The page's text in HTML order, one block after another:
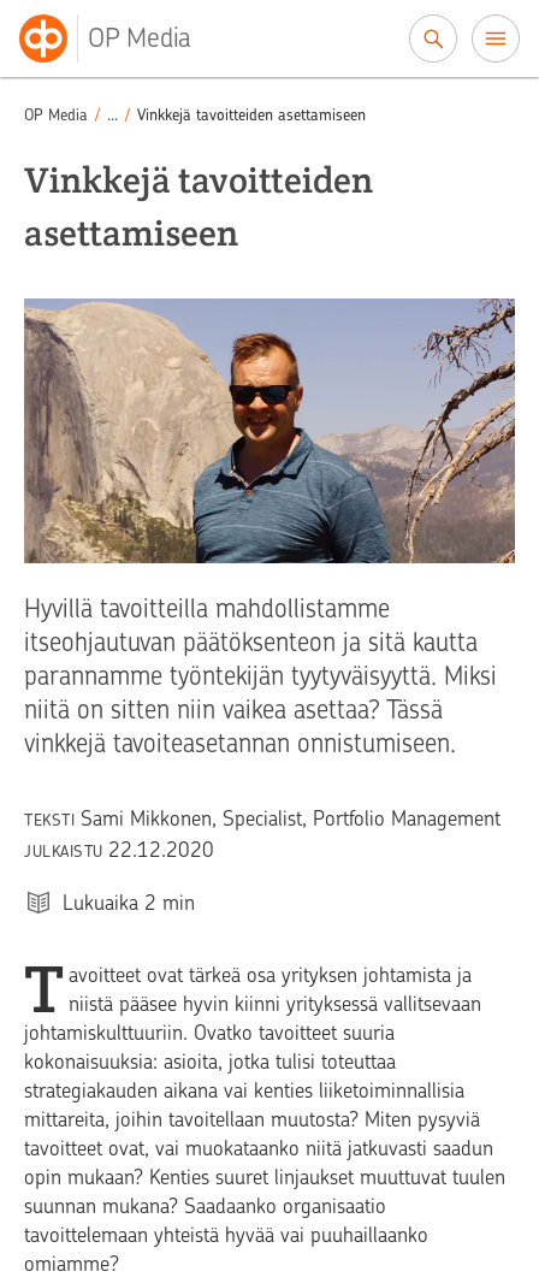
OP Media
OP Media / ... /
Puheenvuorot /
Puhetta työelämästä /
Vinkkejä tavoitteiden asettamiseen
Vinkkejä tavoitteiden
asettamiseen
Hyvillä tavoitteilla mahdollistamme
itseohjautuvan päätöksenteon ja sitä kautta
parannamme työntekijän tyytyväisyyttä. Miksi
niitä on sitten niin vaikea asettaa? Tässä
vinkkejä tavoiteasetannan onnistumiseen.
TEKSTI Sami Mikkonen, Specialist, Portfolio Management
JULKAISTU 22.12.2020
Lukuaika 2 min
T avoitteet ovat tärkeä osa yrityksen johtamista ja
niistä pääsee hyvin kiinni yrityksessä vallitsevaan
johtamiskulttuuriin. Ovatko tavoitteet suuria
kokonaisuuksia: asioita, jotka tulisi toteuttaa
strategiakauden aikana vai kenties liiketoiminnallisia
mittareita, joihin tavoitellaan muutosta? Miten pysyviä
tavoitteet ovat, vai muokataanko niitä jatkuvasti saadun
opin mukaan? Kenties suuret linjaukset muuttuvat tuulen
suunnan mukana? Saadaanko organisaatio
tavoittelemaan yhteistä hyvää vai puuhaillaanko
omiamme?